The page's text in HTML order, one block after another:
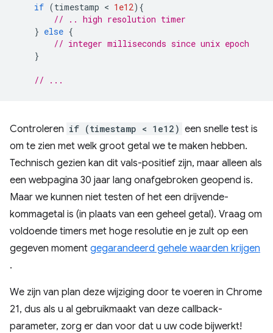
if (timestamp < 1e12){
// .. high resolution timer
} else {
// integer milliseconds since unix epoch
}
// ...
Controleren if (timestamp < 1e12) een snelle test is
om te zien met welk groot getal we te maken hebben.
Technisch gezien kan dit vals-positief zijn, maar alleen als
een webpagina 30 jaar lang onafgebroken geopend is.
Maar we kunnen niet testen of het een drijvende-
kommagetal is (in plaats van een geheel getal). Vraag om
voldoende timers met hoge resolutie en je zult op een
gegeven moment gegarandeerd gehele waarden krijgen
.
We zijn van plan deze wijziging door te voeren in Chrome
21, dus als u al gebruikmaakt van deze callback-
parameter, zorg er dan voor dat u uw code bijwerkt!